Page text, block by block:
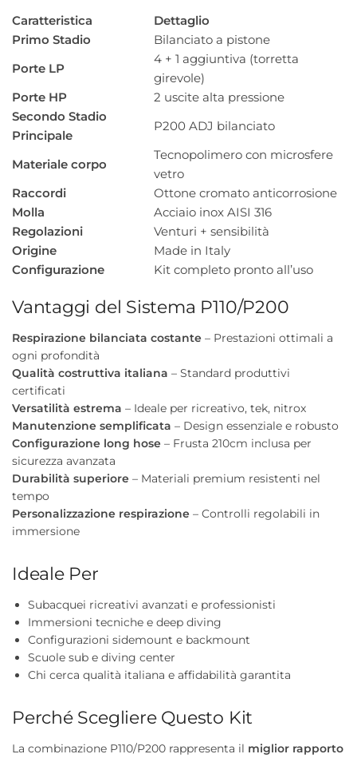
Caratteristica
Dettaglio
Primo Stadio
Bilanciato a pistone
Porte LP
4 + 1 aggiuntiva (torretta
girevole)
Porte HP
2 uscite alta pressione
Secondo Stadio
Principale
P200 ADJ bilanciato
Materiale corpo
Tecnopolimero con microsfere
vetro
Raccordi
Ottone cromato anticorrosione
Molla
Acciaio inox AISI 316
Regolazioni
Venturi + sensibilità
Origine
Made in Italy
Configurazione
Kit completo pronto all’uso
Vantaggi del Sistema P110/P200
Respirazione bilanciata costante – Prestazioni ottimali a
ogni profondità
Qualità costruttiva italiana – Standard produttivi
certificati
Versatilità estrema – Ideale per ricreativo, tek, nitrox
Manutenzione semplificata – Design essenziale e robusto
Configurazione long hose – Frusta 210cm inclusa per
sicurezza avanzata
Durabilità superiore – Materiali premium resistenti nel
tempo
Personalizzazione respirazione – Controlli regolabili in
immersione
Ideale Per
Subacquei ricreativi avanzati e professionisti
Immersioni tecniche e deep diving
Configurazioni sidemount e backmount
Scuole sub e diving center
Chi cerca qualità italiana e affidabilità garantita
Perché Scegliere Questo Kit
La combinazione P110/P200 rappresenta il miglior rapporto